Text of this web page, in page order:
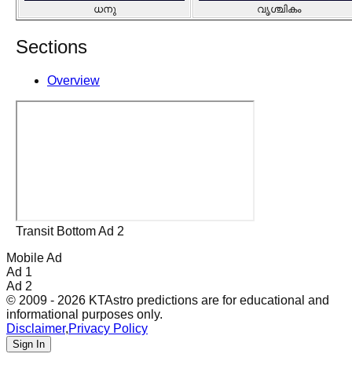
ധനു വൃശ്ചികം
Sections
Overview
Transit Bottom Ad 2
Mobile Ad
Ad 1
Ad 2
© 2009 - 2026 KTAstro predictions are for educational and
informational purposes only.
Disclaimer,Privacy Policy
Sign In